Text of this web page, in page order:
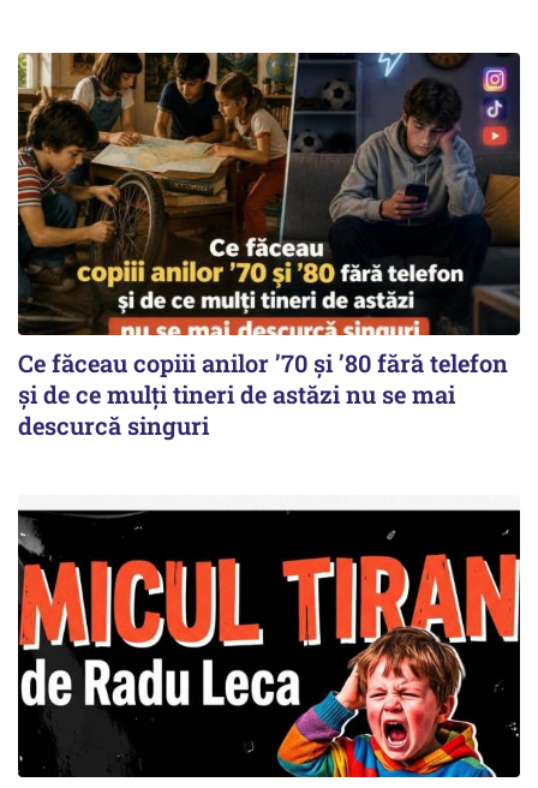
Ce făceau copiii anilor ’70 și ’80 fără telefon
și de ce mulți tineri de astăzi nu se mai
descurcă singuri